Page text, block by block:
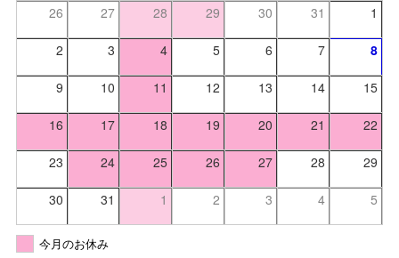
26 27 28 29 30 31 1
2 3 4 5 6 7 8
9 10 11 12 13 14 15
16 17 18 19 20 21 22
23 24 25 26 27 28 29
30 31 1 2 3 4 5
今月のお休み